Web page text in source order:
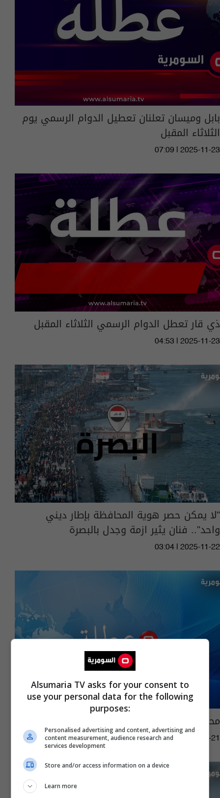
بابل وميسان تعلنان تعطيل الدوام الرسمي يوم
الثلاثاء المقبل
07:09 | 2025-11-23
ذي قار تعطل الدوام الرسمي الثلاثاء المقبل
04:53 | 2025-11-23
"لا يمكن حصر هوية المحافظة بإطار ديني
واحد".. فنان يثير ازمة وجدل بالبصرة
03:04 | 2025-11-22
محافظة جديدة تعطل الدوام يوم الثلاثاء المقبل
12:02 | 2025-11-21
Alsumaria TV asks for your consent to
use your personal data for the following
purposes:
Personalised advertising and content, advertising and
content measurement, audience research and
services development
Store and/or access information on a device
Learn more